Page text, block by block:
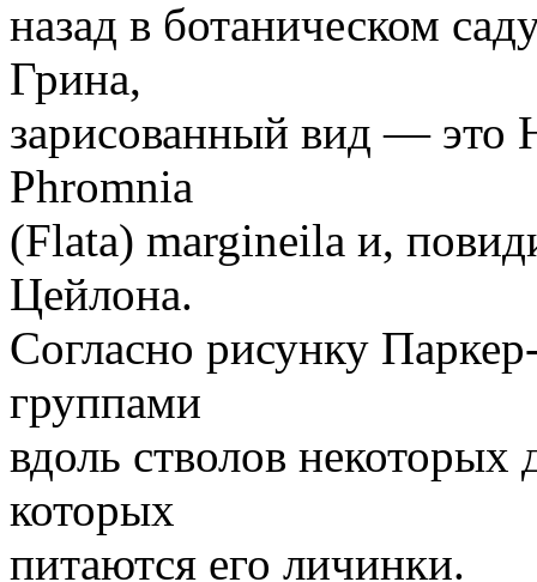
назад в ботаническом
Грина,
зарисованный вид — это
Phromnia
(Flata) margineila и,
Цейлона.
Согласно рисунку
группами
вдоль стволов некоторых
которых
питаются его личинки.